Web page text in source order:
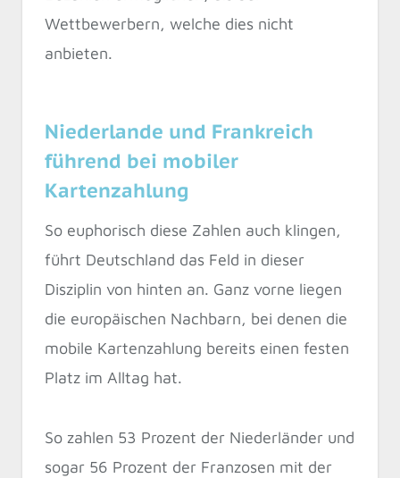
Wettbewerbern, welche dies nicht
anbieten.
Niederlande und Frankreich
führend bei mobiler
Kartenzahlung
So euphorisch diese Zahlen auch klingen,
führt Deutschland das Feld in dieser
Disziplin von hinten an. Ganz vorne liegen
die europäischen Nachbarn, bei denen die
mobile Kartenzahlung bereits einen festen
Platz im Alltag hat.
So zahlen 53 Prozent der Niederländer und
sogar 56 Prozent der Franzosen mit der